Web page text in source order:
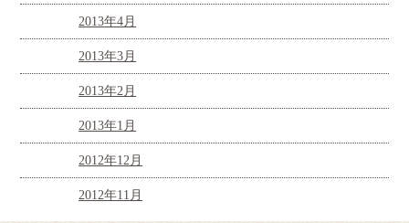
2013年4月
2013年3月
2013年2月
2013年1月
2012年12月
2012年11月